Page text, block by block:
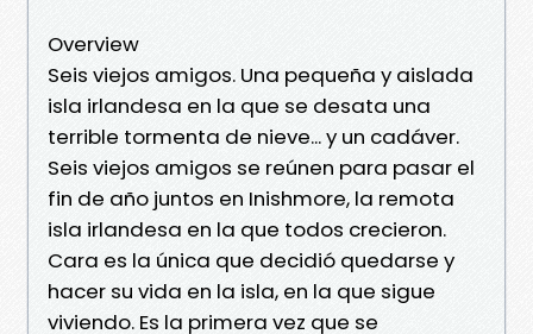
Overview
Seis viejos amigos. Una pequeña y aislada
isla irlandesa en la que se desata una
terrible tormenta de nieve... y un cadáver.
Seis viejos amigos se reúnen para pasar el
fin de año juntos en Inishmore, la remota
isla irlandesa en la que todos crecieron.
Cara es la única que decidió quedarse y
hacer su vida en la isla, en la que sigue
viviendo. Es la primera vez que se